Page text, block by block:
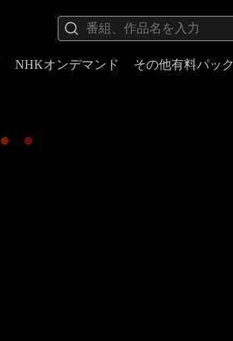
NHKオンデマンド その他有料パック